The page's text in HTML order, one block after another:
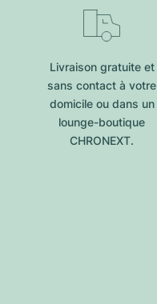
Livraison gratuite et
sans contact à votre
domicile ou dans un
lounge-boutique
CHRONEXT.